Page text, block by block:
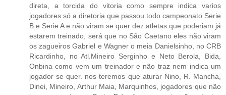
direta, a torcida do vitoria como sempre indica varios
jogadores só a diretoria que passou todo campeonato Serie
B e Serie A e não viram se quer dez atletas que poderiam já
estarem treinado, será que no São Caetano eles não viram
os zagueiros Gabriel e Wagner o meia Danielsinho, no CRB
Ricardinho, no Atl.Mineiro Serginho e Neto Berola, Bida,
Onbina como vem um treinador e não traz nem indica um
jogador se quer. nos teremos que aturar Nino, R. Mancha,
Dinei, Mineiro, Arthur Maia, Marquinhos, jogadores que não